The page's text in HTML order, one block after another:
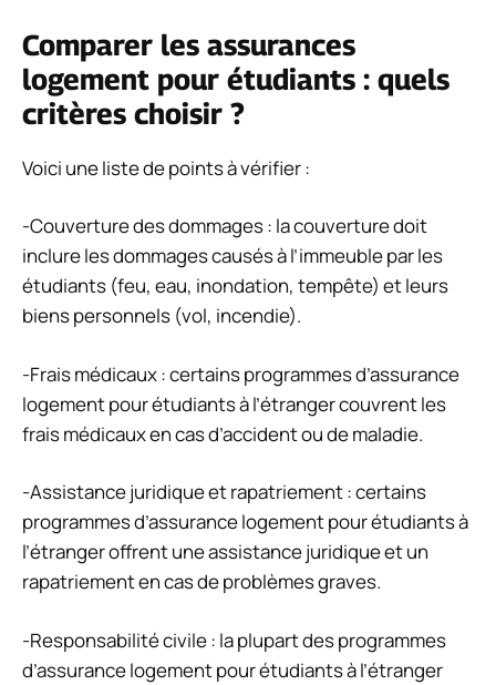
Comparer les assurances
logement pour étudiants : quels
critères choisir ?
Voici une liste de points à vérifier :
-Couverture des dommages : la couverture doit
inclure les dommages causés à l’immeuble par les
étudiants (feu, eau, inondation, tempête) et leurs
biens personnels (vol, incendie).
-Frais médicaux : certains programmes d’assurance
logement pour étudiants à l’étranger couvrent les
frais médicaux en cas d’accident ou de maladie.
-Assistance juridique et rapatriement : certains
programmes d’assurance logement pour étudiants à
l’étranger offrent une assistance juridique et un
rapatriement en cas de problèmes graves.
-Responsabilité civile : la plupart des programmes
d’assurance logement pour étudiants à l’étranger